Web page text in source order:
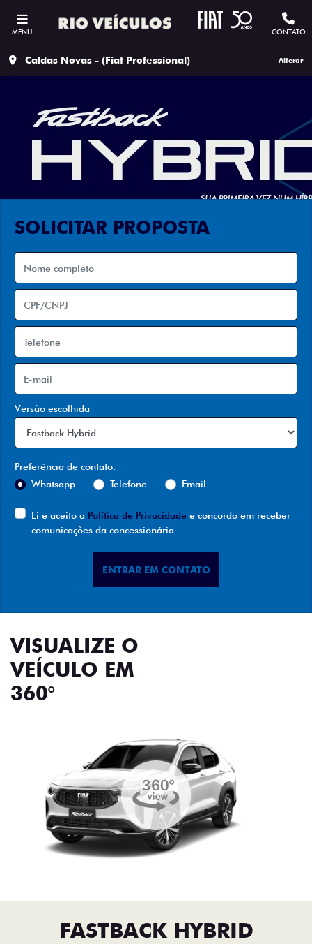
MENU CONTATO
Caldas Novas - (Fiat Professional) Alterar
SOLICITAR PROPOSTA
Versão escolhida
Preferência de contato:
Whatsapp
Telefone Email
Li e aceito a Política de Privacidade e concordo em receber
comunicações da concessionária.
ENTRAR EM CONTATO
VISUALIZE O
VEÍCULO EM
360°
FASTBACK HYBRID